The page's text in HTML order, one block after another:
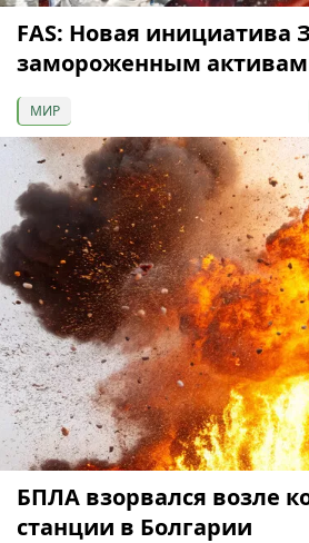
FAS: Новая инициатива
замороженным
МИР
БПЛА взорвался возле
станции в Болгарии